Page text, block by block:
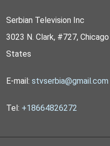
Serbian Television Inc
3023 N. Clark, #727,
States
E-mail: stvserbia@gmail.com
Tel: +18664826272